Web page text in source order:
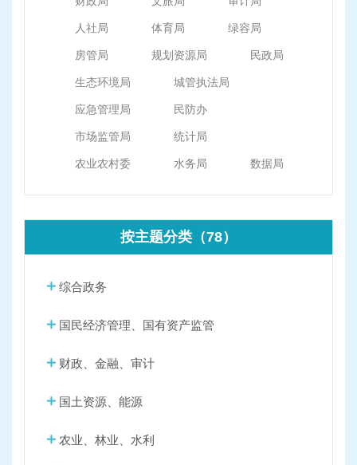
人社局 体育局 绿容局
房管局 规划资源局 民政局
生态环境局 城管执法局
应急管理局 民防办
市场监管局 统计局
农业农村委 水务局 数据局
按主题分类（78）
综合政务
国民经济管理、国有资产监管
财政、金融、审计
国土资源、能源
农业、林业、水利